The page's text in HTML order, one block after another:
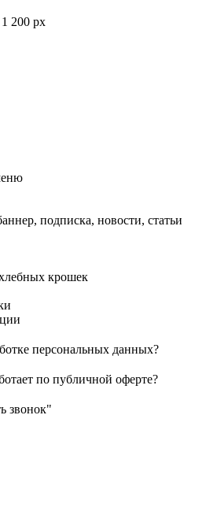
1 200 px
подписка, новости, статьи
крошек
персональных данных?
по публичной оферте?
звонок"